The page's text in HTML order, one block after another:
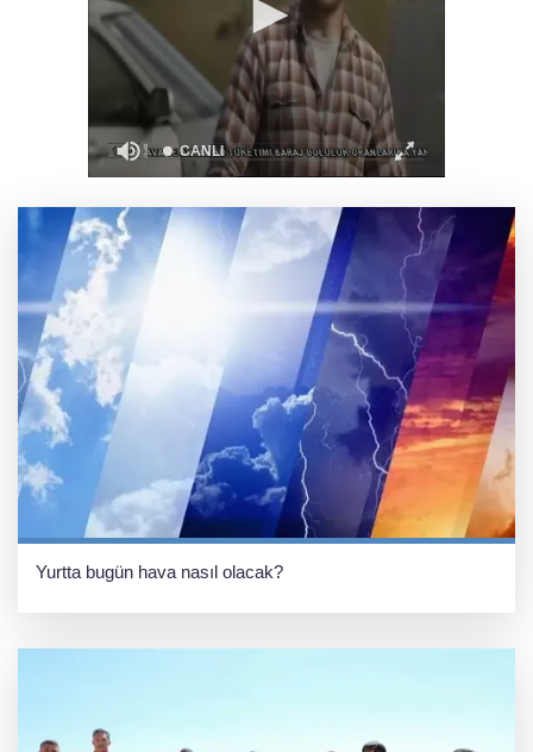
Kayseri Melikgazi'den yeni sosyal tesis
TÜGVA Kayseri, Memduh Büyükkılıç'ı ağırladı
Yurtta bugün hava nasıl olacak?